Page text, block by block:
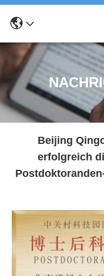
Beijing
erfolgreich